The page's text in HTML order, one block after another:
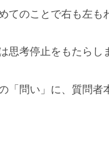
てのことで右も左も
思考停止をもたらし
「問い」に、質問者